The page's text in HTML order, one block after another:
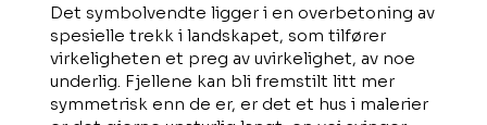
Det symbolvendte ligger i en overbetoning av
spesielle trekk i landskapet, som tilfører
virkeligheten et preg av uvirkelighet, av noe
underlig. Fjellene kan bli fremstilt litt mer
symmetrisk enn de er, er det et hus i malerier